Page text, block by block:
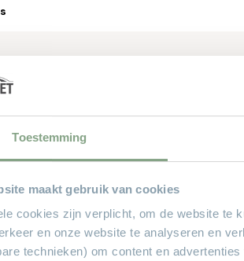
Toestemming
maakt gebruik van cookies
cookies zijn verplicht, om de website te
en onze website te analyseren en
technieken) om content en
bij Theo Stet